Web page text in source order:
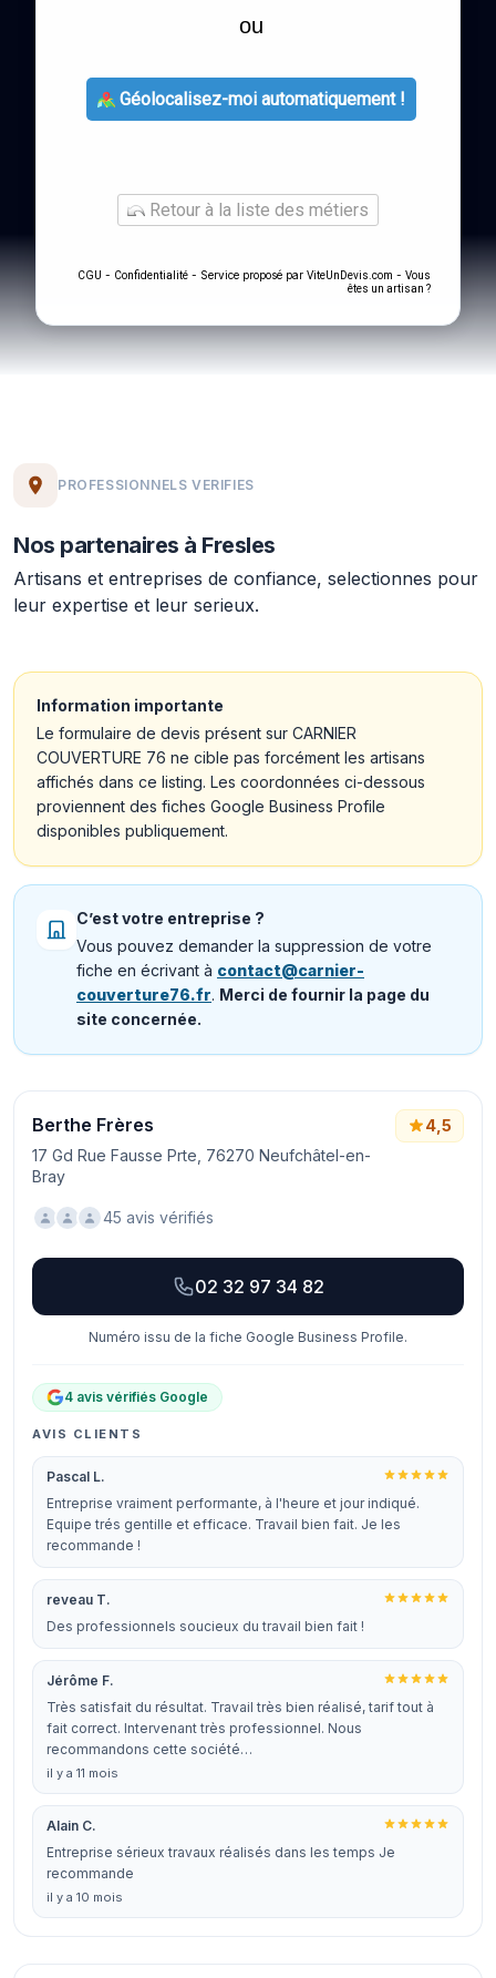
ou
Géolocalisez-moi automatiquement !
Retour à la liste des métiers
CGU - Confidentialité - Service proposé par ViteUnDevis.com - Vous
êtes un artisan ?
PROFESSIONNELS VERIFIES
Nos partenaires à Fresles
Artisans et entreprises de confiance, selectionnes pour
leur expertise et leur serieux.
Information importante
Le formulaire de devis présent sur CARNIER
COUVERTURE 76 ne cible pas forcément les artisans
affichés dans ce listing. Les coordonnées ci-dessous
proviennent des fiches Google Business Profile
disponibles publiquement.
C’est votre entreprise ?
Vous pouvez demander la suppression de votre
fiche en écrivant à contact@carnier-
couverture76.fr. Merci de fournir la page du
site concernée.
Berthe Frères
17 Gd Rue Fausse Prte, 76270 Neufchâtel-en-
Bray
4,5
45 avis vérifiés
02 32 97 34 82
Numéro issu de la fiche Google Business Profile.
4 avis vérifiés Google
AVIS CLIENTS
Pascal L.
Entreprise vraiment performante, à l'heure et jour indiqué.
Equipe trés gentille et efficace. Travail bien fait. Je les
recommande !
reveau T.
Des professionnels soucieux du travail bien fait !
Jérôme F.
Très satisfait du résultat. Travail très bien réalisé, tarif tout à
fait correct. Intervenant très professionnel. Nous
recommandons cette société…
il y a 11 mois
Alain C.
Entreprise sérieux travaux réalisés dans les temps Je
recommande
il y a 10 mois